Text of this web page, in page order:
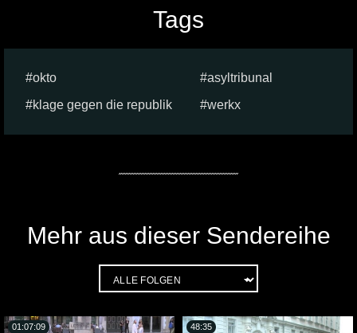
Tags
okto
asyltribunal
klage gegen die republik
werkx
Mehr aus dieser Sendereihe
01:07:09 48:35